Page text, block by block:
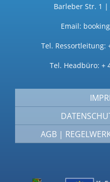
Barleber Str. 1
Email:
Tel. Ressortleitung:
Tel. Headbüro: +
AGB |